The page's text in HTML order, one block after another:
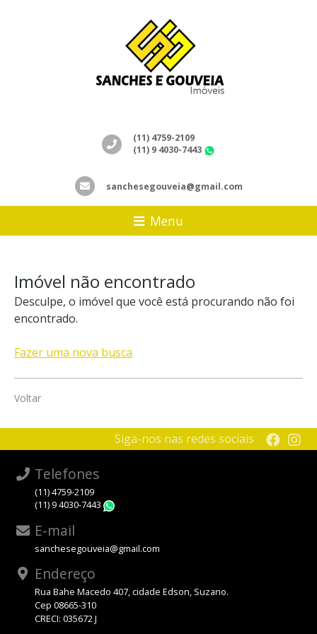
(11) 4759-2109
(11) 9 4030-7443
sanchesegouveia@gmail.com
Menu
Imóvel não encontrado
Desculpe, o imóvel que você está procurando não foi
encontrado.
Fazer uma nova busca
Voltar
Siga-nos nas redes sociais
Telefones
(11) 4759-2109
(11) 9 4030-7443
E-mail
sanchesegouveia@gmail.com
Endereço
Rua Bahe Macedo 407, cidade Edson, Suzano.
Cep 08665-310
CRECI: 035672 J